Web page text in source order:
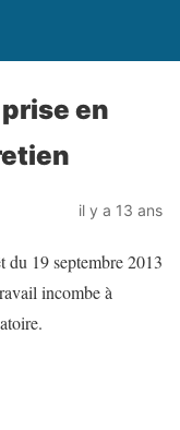
en
il y a 13 ans
du 19 septembre 2013
incombe à